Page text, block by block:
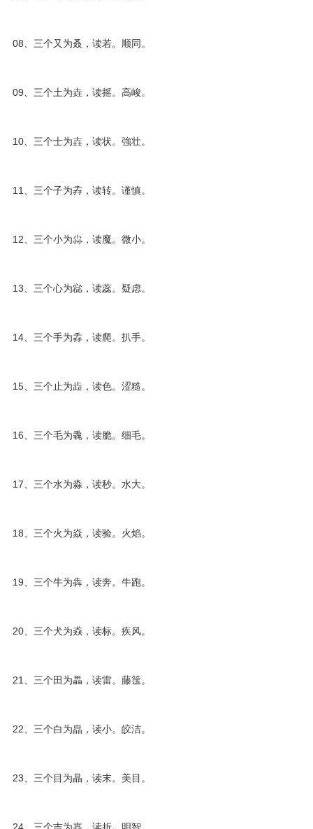
08、三个又为叒，读若。顺同。
09、三个土为垚，读摇。高峻。
10、三个士为壵，读状。強壮。
11、三个子为孨，读转。谨慎。
12、三个小为尛，读魔。微小。
13、三个心为惢，读蕊。疑虑。
14、三个手为掱，读爬。扒手。
15、三个止为歮，读色。涩糙。
16、三个毛为毳，读脆。细毛。
17、三个水为淼，读秒。水大。
18、三个火为焱，读验。火焰。
19、三个牛为犇，读奔。牛跑。
20、三个犬为猋，读标。疾风。
21、三个田为畾，读雷。藤筺。
22、三个白为皛，读小。皎洁。
23、三个目为瞐，读末。美目。